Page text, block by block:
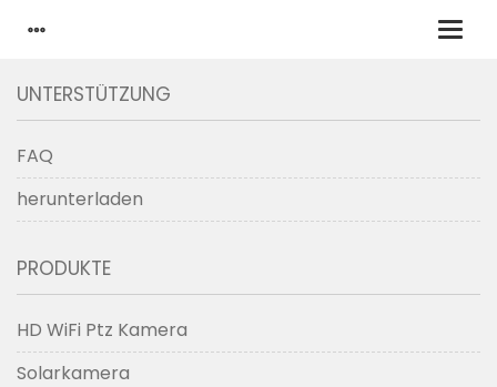
UNTERSTÜTZUNG
FAQ
herunterladen
PRODUKTE
HD WiFi Ptz Kamera
Solarkamera